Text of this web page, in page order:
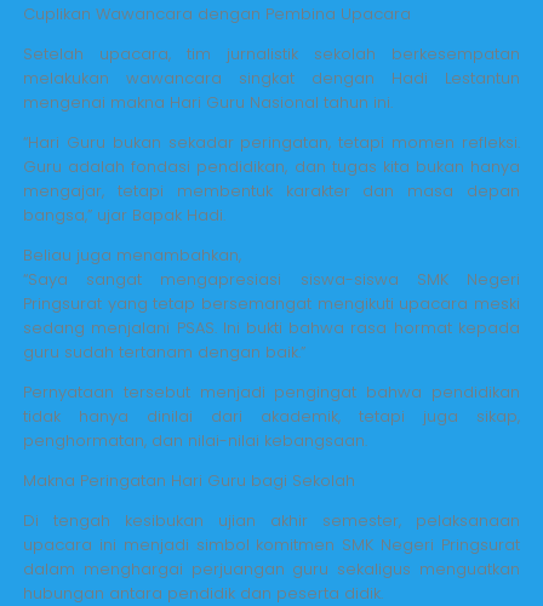
Cuplikan Wawancara dengan Pembina Upacara
Setelah upacara, tim jurnalistik sekolah berkesempatan
melakukan wawancara singkat dengan Hadi Lestantun
mengenai makna Hari Guru Nasional tahun ini.
“Hari Guru bukan sekadar peringatan, tetapi momen refleksi.
Guru adalah fondasi pendidikan, dan tugas kita bukan hanya
mengajar, tetapi membentuk karakter dan masa depan
bangsa,” ujar Bapak Hadi.
Beliau juga menambahkan,
“Saya sangat mengapresiasi siswa-siswa SMK Negeri
Pringsurat yang tetap bersemangat mengikuti upacara meski
sedang menjalani PSAS. Ini bukti bahwa rasa hormat kepada
guru sudah tertanam dengan baik.”
Pernyataan tersebut menjadi pengingat bahwa pendidikan
tidak hanya dinilai dari akademik, tetapi juga sikap,
penghormatan, dan nilai-nilai kebangsaan.
Makna Peringatan Hari Guru bagi Sekolah
Di tengah kesibukan ujian akhir semester, pelaksanaan
upacara ini menjadi simbol komitmen SMK Negeri Pringsurat
dalam menghargai perjuangan guru sekaligus menguatkan
hubungan antara pendidik dan peserta didik.